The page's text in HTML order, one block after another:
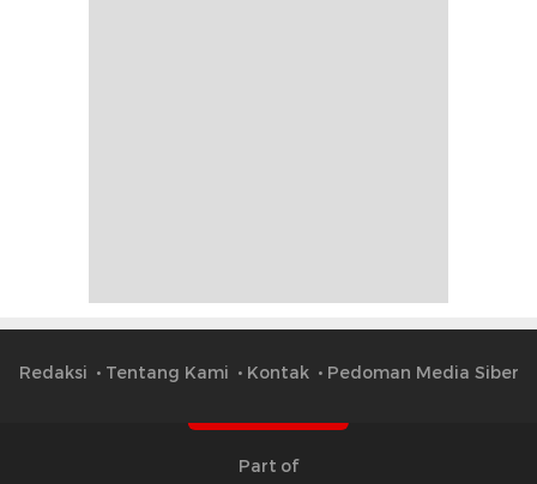
Redaksi Tentang Kami Kontak Pedoman Media Siber
Part of